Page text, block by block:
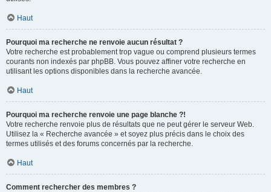
Haut
Pourquoi ma recherche ne renvoie aucun résultat ?
Votre recherche est probablement trop vague ou comprend plusieurs termes
courants non indexés par phpBB. Vous pouvez affiner votre recherche en
utilisant les options disponibles dans la recherche avancée.
Haut
Pourquoi ma recherche renvoie une page blanche ?!
Votre recherche renvoie plus de résultats que ne peut gérer le serveur Web.
Utilisez la « Recherche avancée » et soyez plus précis dans le choix des
termes utilisés et des forums concernés par la recherche.
Haut
Comment rechercher des membres ?